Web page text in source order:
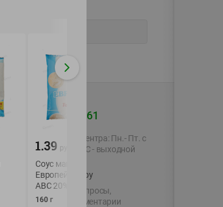
+375 44 560-60-61
Время работы Call-центра: Пн.- Пт. с
09.00 до 17.00, СБ, ВС - выходной
shop@green-market.by
Пишите нам свои вопросы,
предложения и комментарии
1.39 руб./
Соус майонезный
Европейский Постный
АВС 20%
160 г